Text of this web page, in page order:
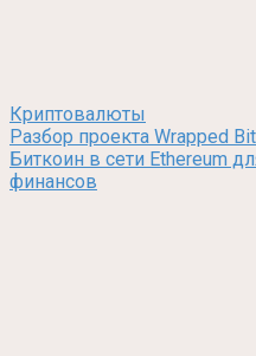
Криптовалюты
Разбор проекта Wrapped
Биткоин в сети Ethereum
финансов